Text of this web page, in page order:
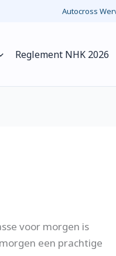
Autocross
Reglement NHK 2026
voor morgen is
een prachtige